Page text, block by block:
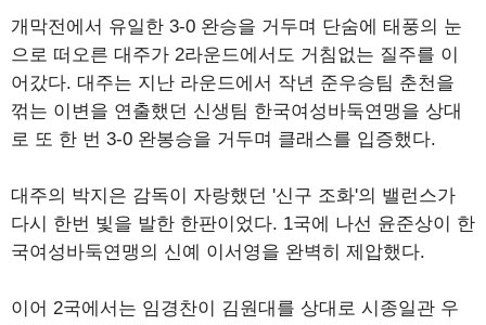
개막전에서 유일한 3-0 완승을 거두며 단숨에 태풍의 눈
으로 떠오른 대주가 2라운드에서도 거침없는 질주를 이
어갔다. 대주는 지난 라운드에서 작년 준우승팀 춘천을
꺾는 이변을 연출했던 신생팀 한국여성바둑연맹을 상대
로 또 한 번 3-0 완봉승을 거두며 클래스를 입증했다.
대주의 박지은 감독이 자랑했던 '신구 조화'의 밸런스가
다시 한번 빛을 발한 한판이었다. 1국에 나선 윤준상이 한
국여성바둑연맹의 신예 이서영을 완벽히 제압했다.
이어 2국에서는 임경찬이 김원대를 상대로 시종일관 우